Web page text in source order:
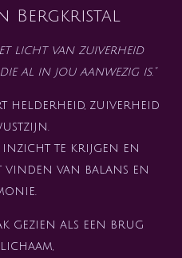
Bergkristal
licht van zuiverheid
al in jou aanwezig is."
helderheid, zuiverheid
inzicht te krijgen en
van balans en
gezien als een brug